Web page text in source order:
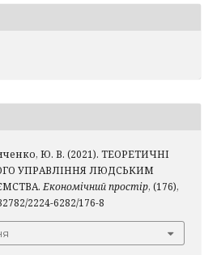
Ю. В. (2021). ТЕОРЕТИЧНІ
УПРАВЛІННЯ ЛЮДСЬКИМ
Економічний простір, (176),
2224-6282/176-8